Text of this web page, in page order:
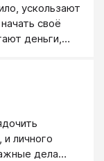
ускользают
своё
деньги,
личного
дела